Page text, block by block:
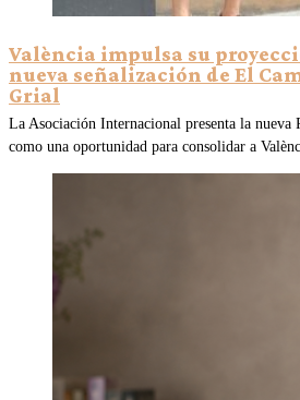
València impulsa su
nueva señalización de El
Grial
La Asociación Internacional presenta la nueva
como una oportunidad para consolidar a